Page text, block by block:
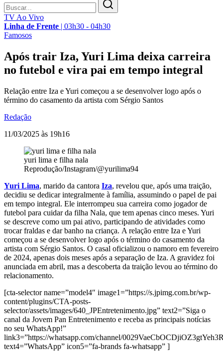
TV Ao Vivo
Linha de Frente | 03h30 - 04h30
Famosos
Após trair Iza, Yuri Lima deixa carreira
no futebol e vira pai em tempo integral
Relação entre Iza e Yuri começou a se desenvolver logo após o
término do casamento da artista com Sérgio Santos
Redação
11/03/2025 às 19h16
yuri lima e filha nala
Reprodução/Instagram/@yurilima94
Yuri Lima, marido da cantora Iza, revelou que, após uma traição,
decidiu se dedicar integralmente à família, assumindo o papel de pai
em tempo integral. Ele interrompeu sua carreira como jogador de
futebol para cuidar da filha Nala, que tem apenas cinco meses. Yuri
se descreve como um pai ativo, participando de atividades como
trocar fraldas e dar banho na criança. A relação entre Iza e Yuri
começou a se desenvolver logo após o término do casamento da
artista com Sérgio Santos. O casal oficializou o namoro em fevereiro
de 2024, apenas dois meses após a separação de Iza. A gravidez foi
anunciada em abril, mas a descoberta da traição levou ao término do
relacionamento.
[cta-selector name=”model4″ image1=”https://s.jpimg.com.br/wp-
content/plugins/CTA-posts-
selector/assets/images/640_JPEntretenimento.jpg” text2=”Siga o
canal da Jovem Pan Entretenimento e receba as principais notícias
no seu WhatsApp!”
link3=”https://whatsapp.com/channel/
text4=”WhatsApp” icon5=”fa-brands fa-whatsapp” ]